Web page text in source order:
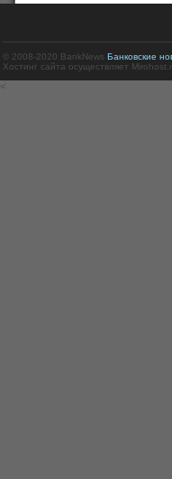
© 2008-2020 BankNews Банковские
Хостинг сайта осуществляет
<